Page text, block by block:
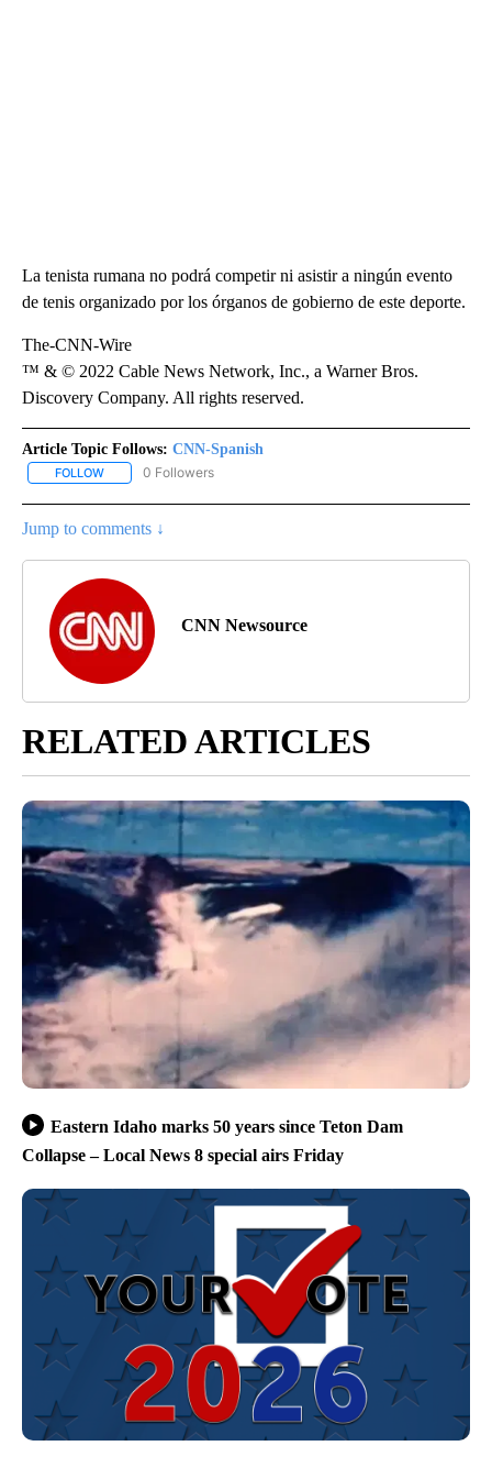
La tenista rumana no podrá competir ni asistir a ningún evento
de tenis organizado por los órganos de gobierno de este deporte.
The-CNN-Wire
™ & © 2022 Cable News Network, Inc., a Warner Bros.
Discovery Company. All rights reserved.
Article Topic Follows: CNN-Spanish
FOLLOW FOLLOW "CNN-SPANISH" TO RECEIVE NOTIFICATIONS ABOUT
0 Followers
Jump to comments ↓
CNN Newsource
RELATED ARTICLES
Eastern Idaho marks 50 years since Teton Dam
Collapse – Local News 8 special airs Friday